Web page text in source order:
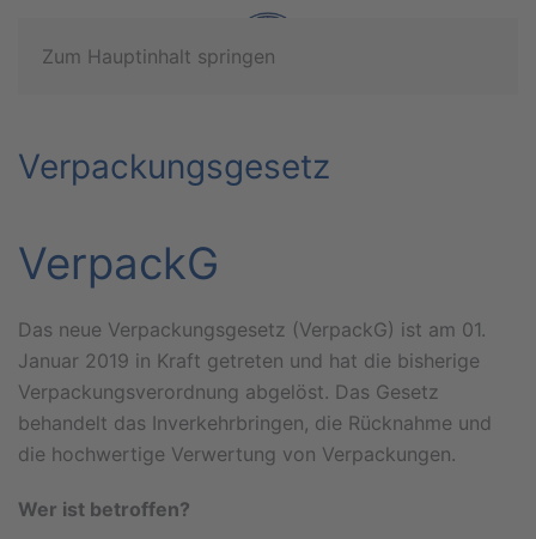
Zum Hauptinhalt springen
Verpackungsgesetz
VerpackG
Das neue Verpackungsgesetz (VerpackG) ist am 01.
Januar 2019 in Kraft getreten und hat die bisherige
Verpackungsverordnung abgelöst. Das Gesetz
behandelt das Inverkehrbringen, die Rücknahme und
die hochwertige Verwertung von Verpackungen.
Wer ist betroffen?